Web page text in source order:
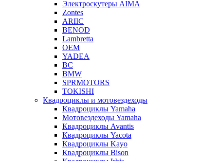
Электроскутеры AIMA
Zontes
ARIIC
BENOD
Lambretta
OEM
YADEA
BC
BMW
SPRMOTORS
TOKISHI
Квадроциклы и мотовездеходы
Квадроциклы Yamaha
Мотовездеходы Yamaha
Квадроциклы Avantis
Квадроциклы Yacota
Квадроциклы Kayo
Квадроциклы Bison